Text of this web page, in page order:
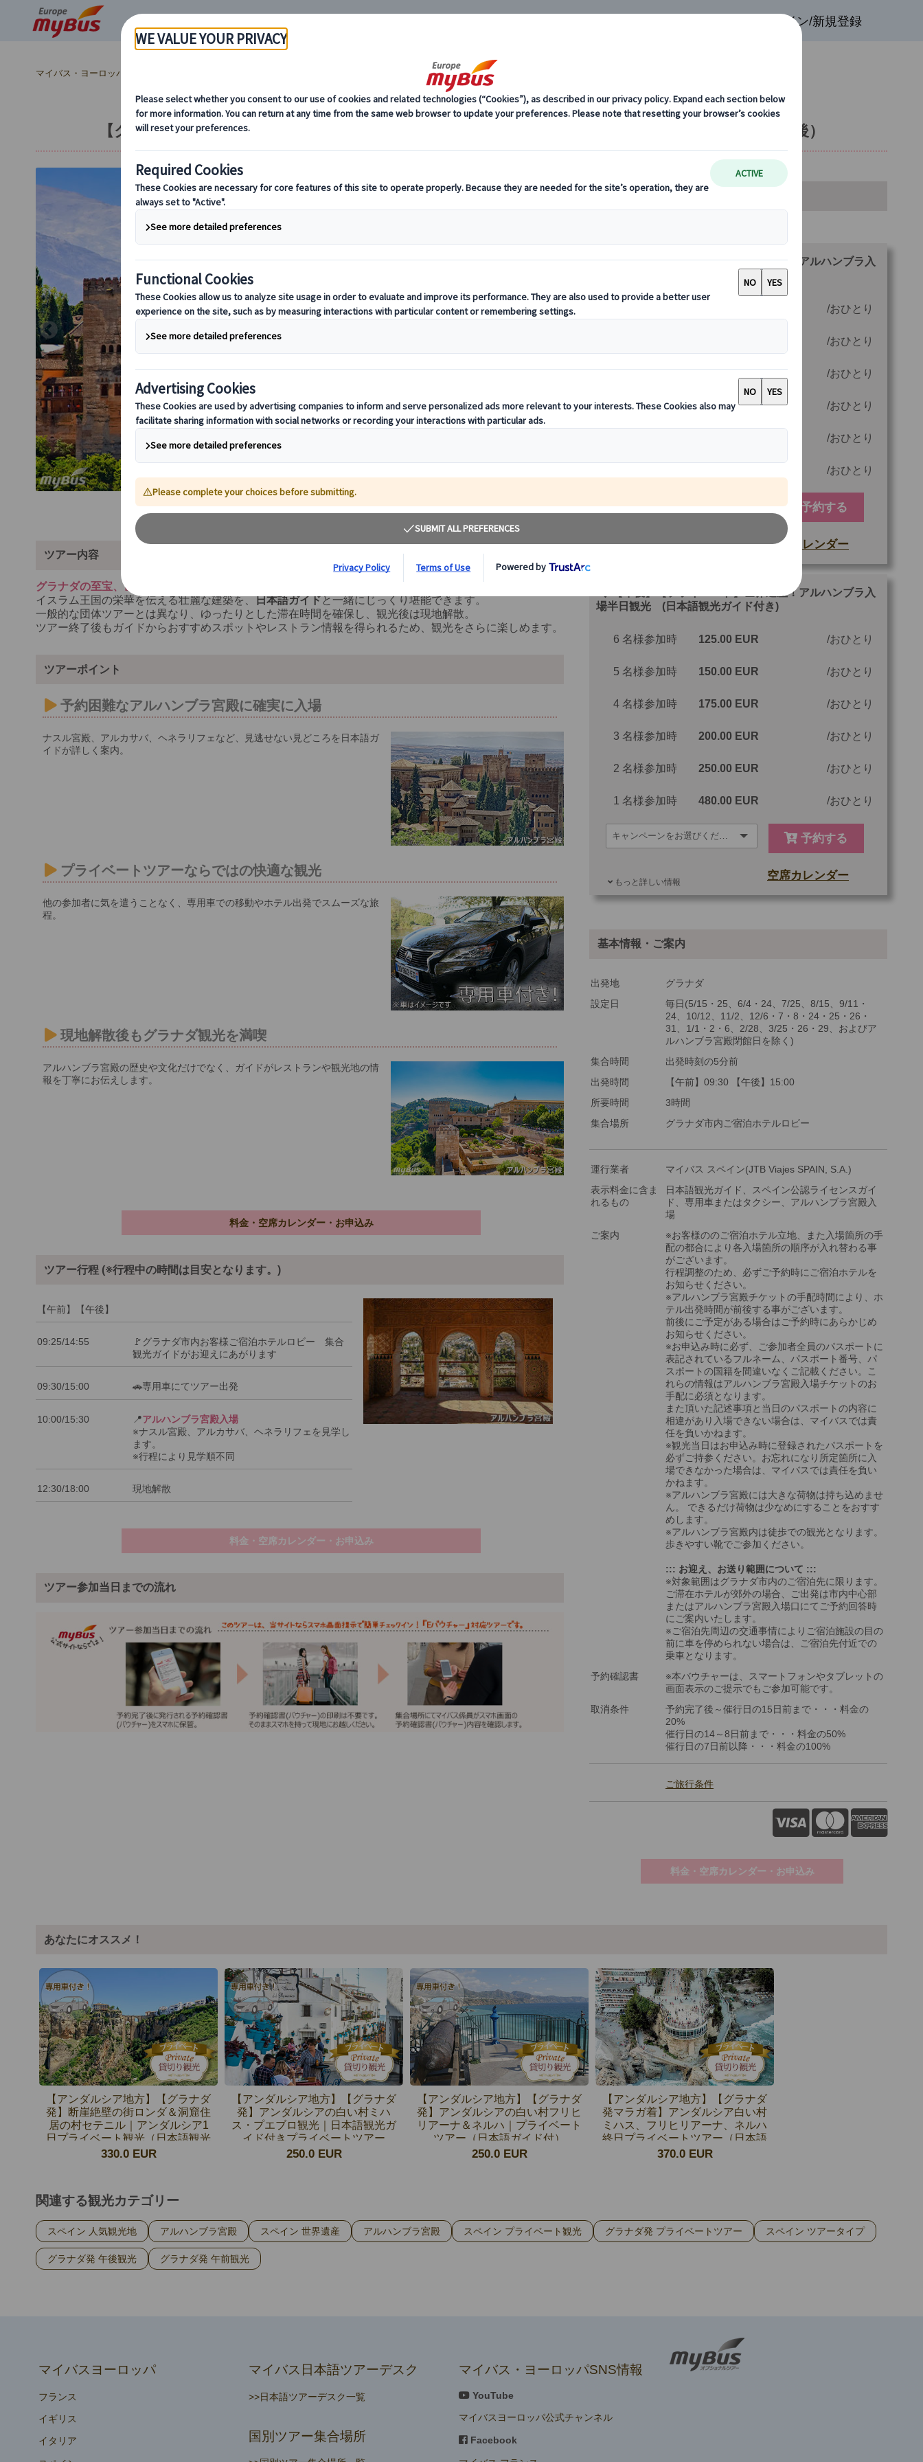
ログイン/新規登録
マイバス・ヨーロッパ アルハンブラ宮殿 (1)
【グラナダ発】アルハンブラ宮殿プライベートツアー｜日本語ガイドと巡る世界遺産観光（午前・午後）
ツアー内容
グラナダの至宝、世界遺産アルハンブラ宮殿を訪れるプライベートツアー。
イスラム王国の栄華を伝える壮麗な建築を、日本語ガイドと一緒にじっくり堪能できます。
一般的な団体ツアーとは異なり、ゆったりとした滞在時間を確保し、観光後は現地解散。
ツアー終了後もガイドからおすすめスポットやレストラン情報を得られるため、観光をさらに楽しめます。
ツアーポイント
予約困難なアルハンブラ宮殿に確実に入場
ナスル宮殿、アルカサバ、ヘネラリフェなど、見逃せない見どころを日本語ガ
イドが詳しく案内。
プライベートツアーならではの快適な観光
他の参加者に気を遣うことなく、専用車での移動やホテル出発でスムーズな旅
程。
現地解散後もグラナダ観光を満喫
アルハンブラ宮殿の歴史や文化だけでなく、ガイドがレストランや観光地の情
報を丁寧にお伝えします。
料金・空席カレンダー・お申込み
ツアー行程 (※行程中の時間は目安となります。)
【午前】【午後】
09:25/14:55
🚩グラナダ市内お客様ご宿泊ホテルロビー 集合
観光ガイドがお迎えにあがります
09:30/15:00 🚗専用車にてツアー出発
10:00/15:30 📍アルハンブラ宮殿入場
※ナスル宮殿、アルカサバ、ヘネラリフェを見学し
ます。
※行程により見学順不同
12:30/18:00 現地解散
料金・空席カレンダー・お申込み
ツアー参加当日までの流れ
料金・空席カレンダー・お申込み
【午前】【プライベート】世界遺産！アルハンブラ入
おひとり
おひとり
4 名様参加時 175.00 EUR おひとり
3 名様参加時 200.00 EUR おひとり
おひとり
おひとり
予約する
空席カレンダー
0 歳以上
最少催行人数 1
ツアーコード
【午後】【プライベート】世界遺産！アルハンブラ入
場半日観光 (日本語観光ガイド付き)
6 名様参加時 125.00 EUR おひとり
5 名様参加時 150.00 EUR おひとり
4 名様参加時 175.00 EUR おひとり
3 名様参加時 200.00 EUR おひとり
2 名様参加時 250.00 EUR おひとり
1 名様参加時 480.00 EUR おひとり
予約する
もっと詳しい情報
空席カレンダー
最少催行人数
ツアーコード
※料金：大人・子供3歳以上共通
基本情報・ご案内
出発地
グラナダ
設定日
毎日(5/15・25、6/4・24、7/25、8/15、9/11・
24、10/12、11/2、12/6・7・8・24・25・26・
31、1/1・2・6、2/28、3/25・26・29、およびア
ルハンブラ宮殿閉館日を除く)
集合時間
出発時刻の5分前
出発時間
【午前】09:30 【午後】15:00
所要時間
3時間
集合場所
グラナダ市内ご宿泊ホテルロビー
運行業者
マイバス スペイン(JTB Viajes SPAIN, S.A.)
表示料金に含ま
れるもの
日本語観光ガイド、スペイン公認ライセンスガイ
ド、専用車またはタクシー、アルハンブラ宮殿入
場
ご案内
※お客様ののご宿泊ホテル立地、また入場箇所の手
配の都合により各入場箇所の順序が入れ替わる事
がございます。
行程調整のため、必ずご予約時にご宿泊ホテルを
お知らせください。
※アルハンブラ宮殿チケットの手配時間により、ホ
テル出発時間が前後する事がございます。
前後にご予定がある場合はご予約時にあらかじめ
お知らせください。
※お申込み時に必ず、ご参加者全員のパスポートに
表記されているフルネーム、パスポート番号、パ
スポートの国籍を間違いなくご記載ください。こ
れらの情報はアルハンブラ宮殿入場チケットのお
手配に必須となります。
また頂いた記述事項と当日のパスポートの内容に
相違があり入場できない場合は、マイバスでは責
任を負いかねます。
※観光当日はお申込み時に登録されたパスポートを
必ずご持参ください。お忘れになり所定箇所に入
場できなかった場合は、マイバスでは責任を負い
かねます。
※アルハンブラ宮殿には大きな荷物は持ち込めませ
ん。 できるだけ荷物は少なめにすることをおすす
めします。
※アルハンブラ宮殿内は徒歩での観光となります。
歩きやすい靴でご参加ください。
::: お迎え、お送り範囲について :::
※対象範囲はグラナダ市内のご宿泊先に限ります。
ご滞在ホテルが郊外の場合、ご出発は市内中心部
またはアルハンブラ宮殿入場口にてご予約回答時
にご案内いたします。
※ご宿泊先周辺の交通事情によりご宿泊施設の目の
前に車を停められない場合は、ご宿泊先付近での
乗車となります。
予約確認書
※本バウチャーは、スマートフォンやタブレットの
画面表示のご提示でもご参加可能です。
取消条件
予約完了後～催行日の15日前まで・・・料金の
20%
催行日の14～8日前まで・・・料金の50%
催行日の7日前以降・・・料金の100%
ご旅行条件
料金・空席カレンダー・お申込み
あなたにオススメ！
【アンダルシア地方】【グラナダ
発】断崖絶壁の街ロンダ＆洞窟住
居の村セテニル｜アンダルシア1
日プライベート観光（日本語観光
ガイド付）
330.0 EUR
【アンダルシア地方】【グラナダ
発】アンダルシアの白い村ミハ
ス・プエブロ観光｜日本語観光ガ
イド付きプライベートツアー
250.0 EUR
【アンダルシア地方】【グラナダ
発】アンダルシアの白い村フリヒ
リアーナ＆ネルハ｜プライベート
ツアー（日本語ガイド付）
250.0 EUR
【アンダルシア地方】【グラナダ
発マラガ着】アンダルシア白い村
ミハス、フリヒリアーナ、ネルハ
終日プライベートツアー（日本語
観光ガイド付）
370.0 EUR
関連する観光カテゴリー
スペイン 人気観光地 アルハンブラ宮殿 スペイン 世界遺産 アルハンブラ宮殿 スペイン プライベート観光 グラナダ発 プライベートツアー スペイン ツアータイプ
グラナダ発 午後観光 グラナダ発 午前観光
マイバスヨーロッパ
フランス
イギリス
イタリア
マイバス日本語ツアーデスク
>>日本語ツアーデスク一覧
国別ツアー集合場所
マイバス・ヨーロッパSNS情報
YouTube
マイバスヨーロッパ公式チャンネル
Facebook